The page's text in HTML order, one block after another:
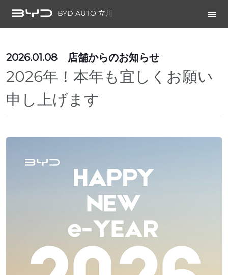
BYD AUTO 立川
2026.01.08 店舗からのお知らせ
2026年！本年も宜しくお願い
申し上げます